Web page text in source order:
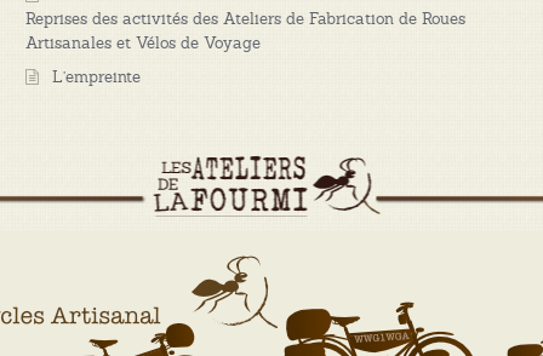
Reprises des activités des Ateliers de Fabrication de Roues
Artisanales et Vélos de Voyage
L’empreinte